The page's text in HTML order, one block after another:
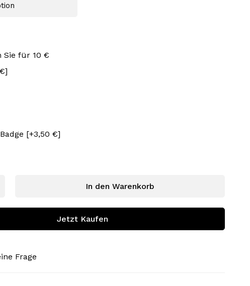
Sie für 10 €
[+3,50 €]
In den Warenkorb
Jetzt Kaufen
Frage